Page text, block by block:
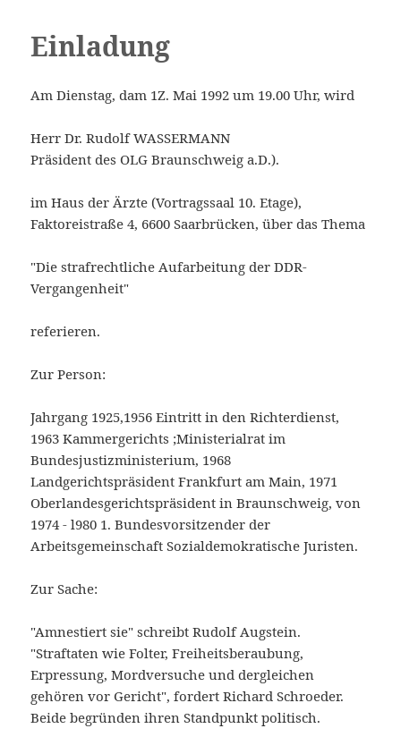
WIDGETS
Einladung
Am Dienstag, dam 1Z. Mai 1992 um 19.00 Uhr, wird
Herr Dr. Rudolf WASSERMANN
Präsident des OLG Braunschweig a.D.).
im Haus der Ärzte (Vortragssaal 10. Etage),
Faktoreistraße 4, 6600 Saarbrücken, über das Thema
"Die strafrechtliche Aufarbeitung der DDR-
Vergangenheit"
referieren.
Zur Person:
Jahrgang 1925,1956 Eintritt in den Richterdienst,
1963 Kammergerichts ;Ministerialrat im
Bundesjustizministerium, 1968
Landgerichtspräsident Frankfurt am Main, 1971
Oberlandesgerichtspräsident in Braunschweig, von
1974 - l980 1. Bundesvorsitzender der
Arbeitsgemeinschaft Sozialdemokratische Juristen.
Zur Sache:
"Amnestiert sie" schreibt Rudolf Augstein.
"Straftaten wie Folter, Freiheitsberaubung,
Erpressung, Mordversuche und dergleichen
gehören vor Gericht", fordert Richard Schroeder.
Beide begründen ihren Standpunkt politisch.